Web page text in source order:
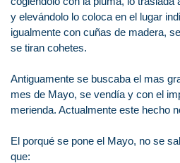
y elevándolo lo coloca en el lugar
igualmente con cuñas de madera,
se tiran cohetes.
Antiguamente se buscaba el mas
mes de Mayo, se vendía y con el
merienda. Actualmente este hecho
El porqué se pone el Mayo, no se
que: